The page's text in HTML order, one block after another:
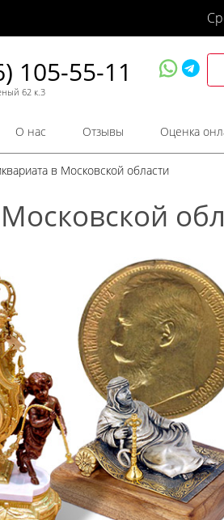
105-55-11
62 к.3
О нас Отзывы Оценка
в Московской области